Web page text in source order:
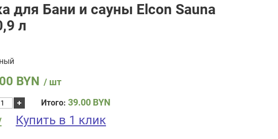
для Бани и сауны Elcon Sauna
л
BYN / шт
Итого: 39.00 BYN
Купить в 1 клик